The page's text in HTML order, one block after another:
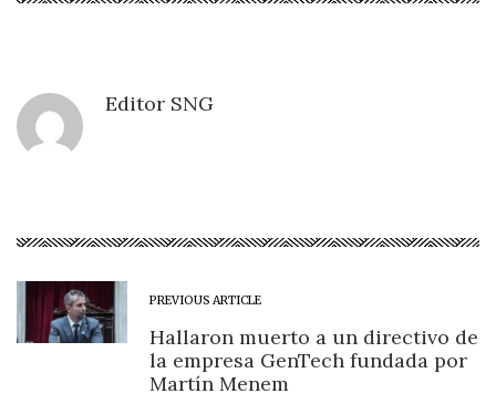
Editor SNG
PREVIOUS ARTICLE
Hallaron muerto a un directivo de
la empresa GenTech fundada por
Martín Menem